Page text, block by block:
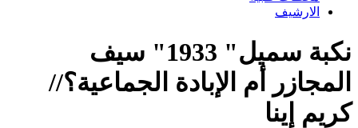
الارشيف
نكبة سميل" 1933" سيف
المجازر أم الإبادة الجماعية؟//
كريم إينا